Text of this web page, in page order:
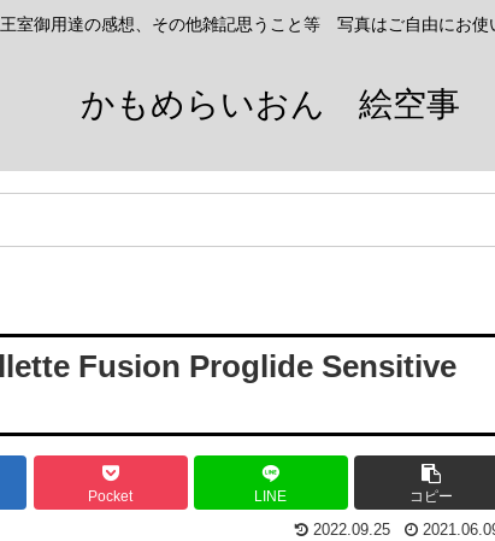
室御用達の感想、その他雑記思うこと等 写真はご自由にお
かもめらいおん 絵空事
Fusion Proglide Sensitive
Pocket LINE コピー
2022.09.25